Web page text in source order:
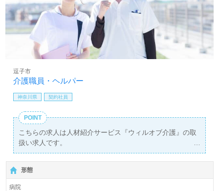
介護職員・ヘルパー
逗子市
神奈川県 契約社員
POINT
こちらの求人は人材紹介サービス『ウィルオブ介護』の取
扱い求人です。
詳細に関してお気軽にご相談ください♪
【無料】で皆さんの転職活動をサポートいたします。
形態
病院